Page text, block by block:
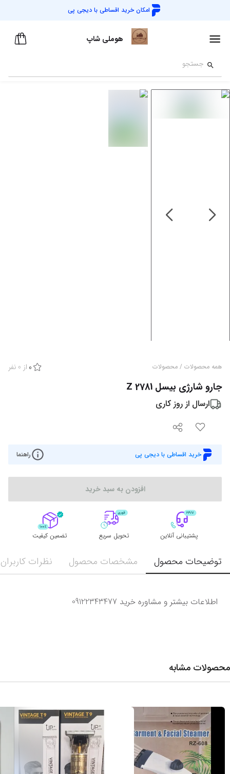
امکان خرید اقساطی با دیجی پی
هوملی شاپ
همه محصولات / محصولات 0 از 0 نفر
جارو شارژی بیسل 2781 Z
ارسال از روز کاری
خرید اقساطی با دیجی پی راهنما
افزودن به سبد خرید
پشتیبانی آنلاین تحویل سریع تضمین کیفیت
توضیحات محصول مشخصات محصول نظرات کاربران
اطلاعات بیشتر و مشاوره خرید 09122343477
محصولات مشابه